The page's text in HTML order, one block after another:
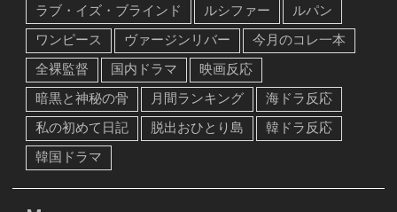
ラブ・イズ・ブラインド
ルシファー
ルパン
ワンピース
ヴァージンリバー
今月のコレ一本
全裸監督
国内ドラマ
映画反応
暗黒と神秘の骨
月間ランキング
海ドラ反応
私の初めて日記
脱出おひとり島
韓ドラ反応
韓国ドラマ